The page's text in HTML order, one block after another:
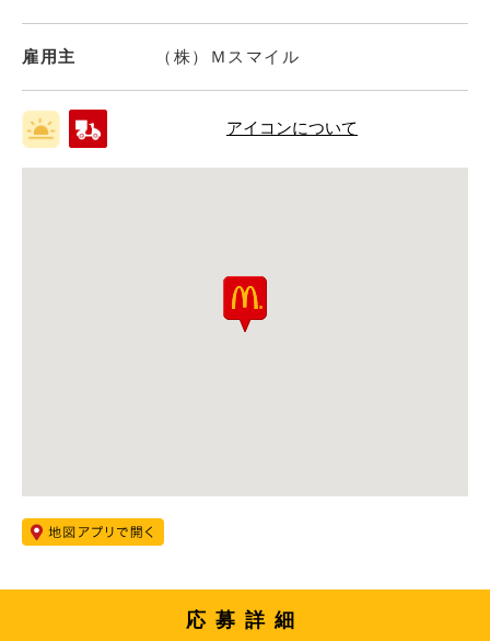
雇用主 （株）Ｍスマイル
アイコンについて
応募詳細